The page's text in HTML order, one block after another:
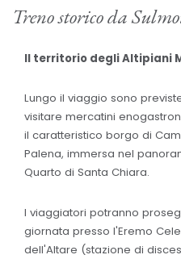
Treno storico da
Il territorio degli Altipiani
Lungo il viaggio sono
visitare mercatini
il caratteristico borgo di
Palena, immersa nel
Quarto di Santa Chiara.
I viaggiatori potranno
giornata presso l'Eremo
dell'Altare (stazione di